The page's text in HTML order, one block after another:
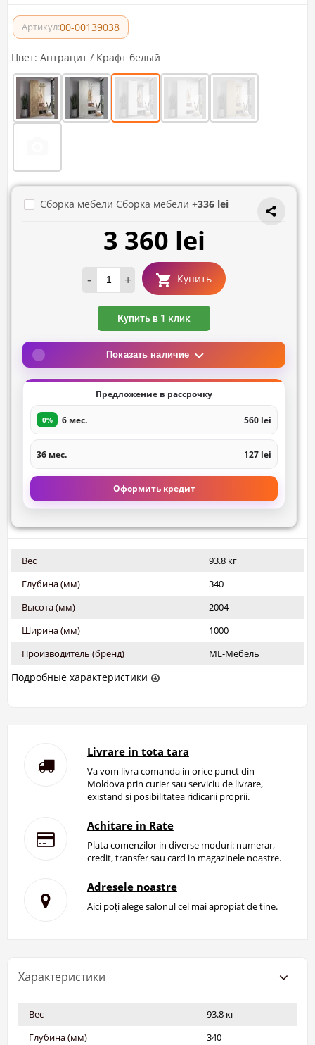
Артикул:00-00139038
Цвет: Антрацит / Крафт белый
Сборка мебели Сборка мебели +336 lei
3 360 lei
- + Купить
Купить в 1 клик
Показать наличие
Предложение в рассрочку
0% 6 мес. 560 lei
36 мес. 127 lei
Оформить кредит
Вес
93.8 кг
Глубина (мм)
340
Высота (мм)
2004
Ширина (мм)
1000
Производитель (бренд)
ML-Мебель
Подробные характеристики
Livrare in tota tara
Va vom livra comanda in orice punct din
Moldova prin curier sau serviciu de livrare,
existand si posibilitatea ridicarii proprii.
Achitare in Rate
Plata comenzilor in diverse moduri: numerar,
credit, transfer sau card in magazinele noastre.
Adresele noastre
Aici poți alege salonul cel mai apropiat de tine.
Характеристики
Вес
93.8 кг
Глубина (мм)
340